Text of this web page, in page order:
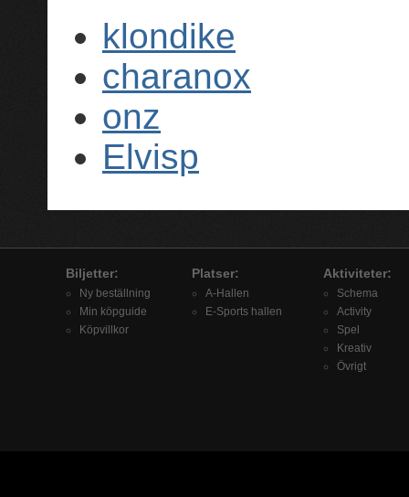
klondike
charanox
onz
Elvisp
Biljetter:
Ny beställning
Min köpguide
Köpvillkor
Platser:
A-Hallen
E-Sports hallen
Aktiviteter:
Schema
Activity
Spel
Kreativ
Övrigt